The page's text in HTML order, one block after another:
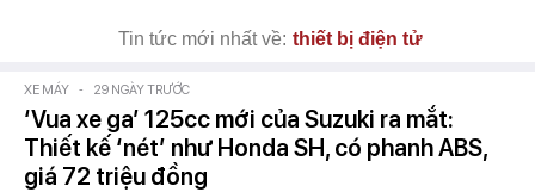
Tin tức mới nhất về: thiết bị điện tử
XE MÁY - 29 NGÀY TRƯỚC
‘Vua xe ga’ 125cc mới của Suzuki ra mắt:
Thiết kế ‘nét’ như Honda SH, có phanh ABS,
giá 72 triệu đồng